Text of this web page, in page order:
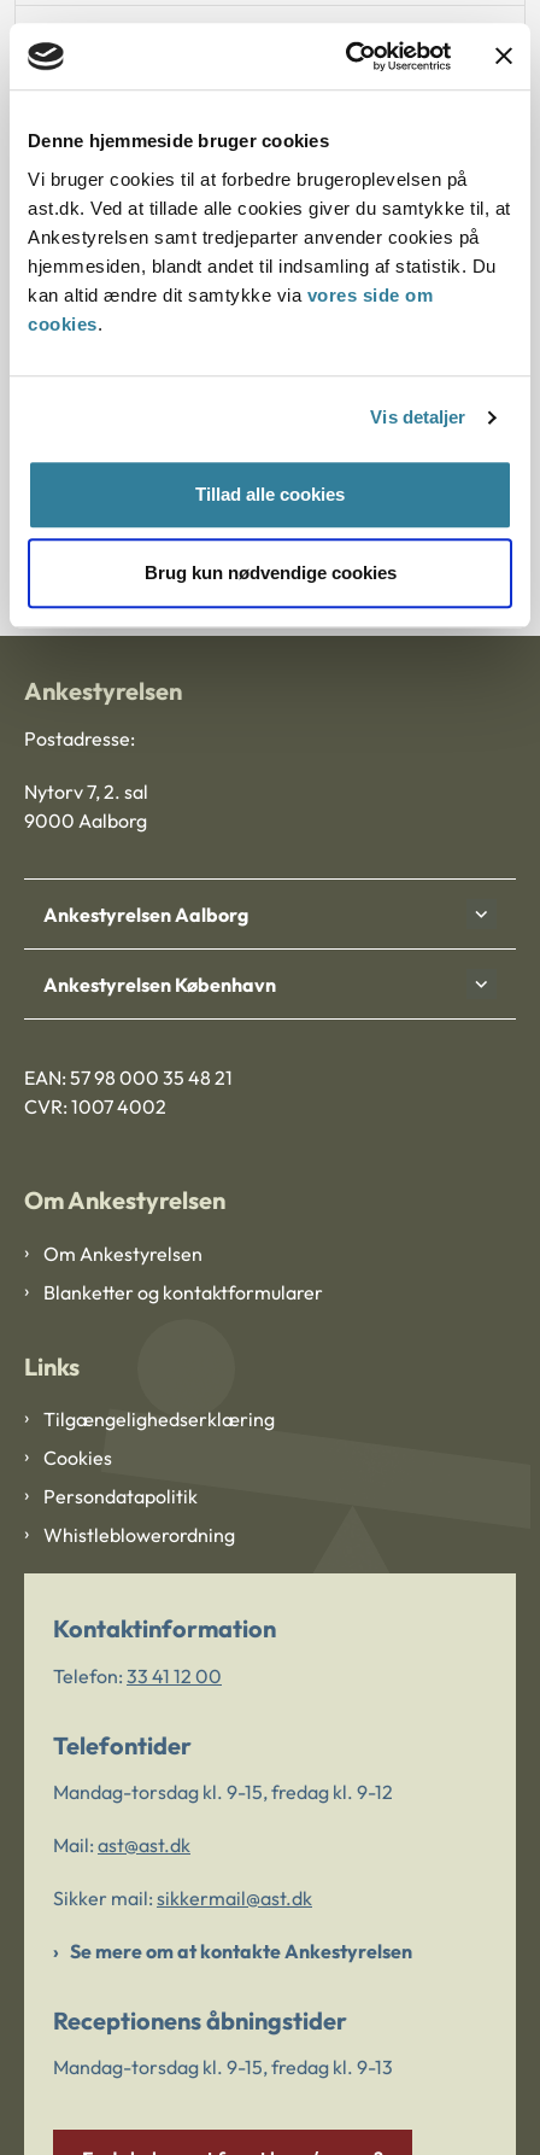
Denne hjemmeside bruger cookies
Vi bruger cookies til at forbedre brugeroplevelsen på
ast.dk. Ved at tillade alle cookies giver du samtykke til, at
Ankestyrelsen samt tredjeparter anvender cookies på
hjemmesiden, blandt andet til indsamling af statistik. Du
kan altid ændre dit samtykke via vores side om
cookies.
Vis detaljer
Tillad alle cookies
Brug kun nødvendige cookies
Afgørelse:
Dato for underskrift
15.03.2001
Offentliggørelsesdato
11.07.2013
105390-00
Ankestyrelsen
Postadresse:
Nytorv 7, 2. sal
9000 Aalborg
Ankestyrelsen Aalborg
Ankestyrelsen København
EAN: 57 98 000 35 48 21
CVR: 1007 4002
Om Ankestyrelsen
Om Ankestyrelsen
Blanketter og kontaktformularer
Links
Tilgængelighedserklæring
Cookies
Persondatapolitik
Whistleblowerordning
Kontaktinformation
Telefon: 33 41 12 00
Telefontider
Mandag-torsdag kl. 9-15, fredag kl. 9-12
Mail: ast@ast.dk
Sikker mail: sikkermail@ast.dk
Se mere om at kontakte Ankestyrelsen
Receptionens åbningstider
Mandag-torsdag kl. 9-15, fredag kl. 9-13